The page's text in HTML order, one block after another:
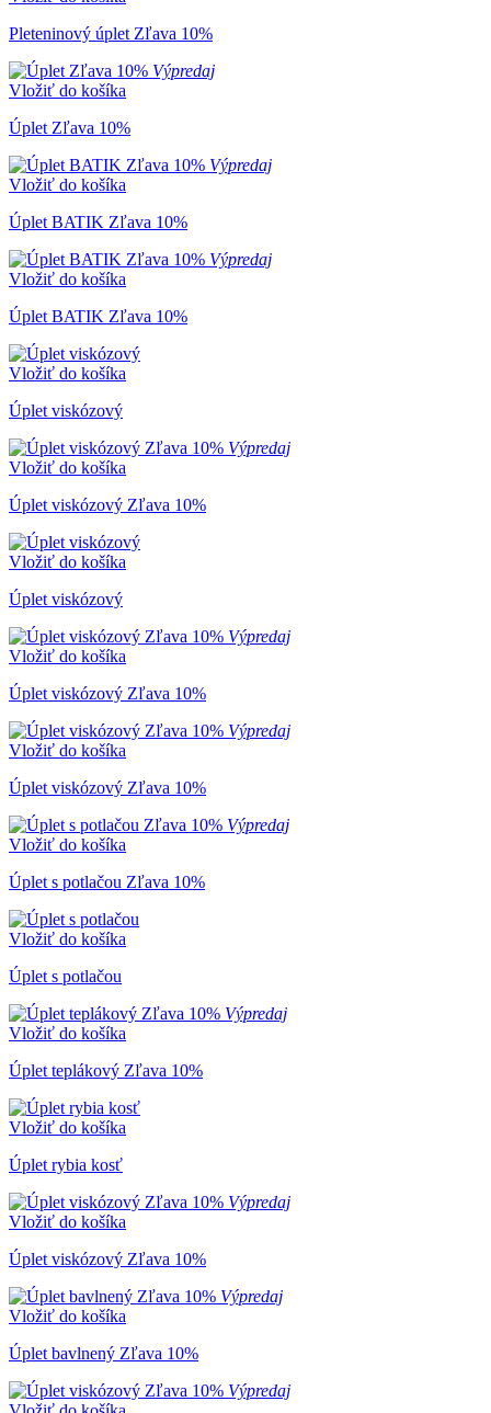
Pleteninový úplet Zľava 10%
Výpredaj
Vložiť do košíka
Úplet Zľava 10%
Výpredaj
Vložiť do košíka
Úplet BATIK Zľava 10%
Výpredaj
Vložiť do košíka
Úplet BATIK Zľava 10%
Vložiť do košíka
Úplet viskózový
Výpredaj
Vložiť do košíka
Úplet viskózový Zľava 10%
Vložiť do košíka
Úplet viskózový
Výpredaj
Vložiť do košíka
Úplet viskózový Zľava 10%
Výpredaj
Vložiť do košíka
Úplet viskózový Zľava 10%
Výpredaj
Vložiť do košíka
Úplet s potlačou Zľava 10%
Vložiť do košíka
Úplet s potlačou
Výpredaj
Vložiť do košíka
Úplet teplákový Zľava 10%
Vložiť do košíka
Úplet rybia kosť
Výpredaj
Vložiť do košíka
Úplet viskózový Zľava 10%
Výpredaj
Vložiť do košíka
Úplet bavlnený Zľava 10%
Výpredaj